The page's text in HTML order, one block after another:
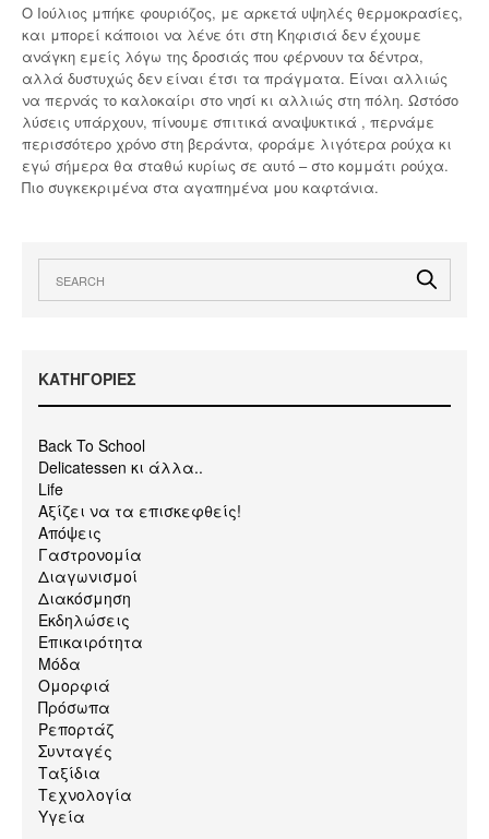
Ο Ιούλιος μπήκε φουριόζος, με αρκετά υψηλές θερμοκρασίες,
και μπορεί κάποιοι να λένε ότι στη Κηφισιά δεν έχουμε
ανάγκη εμείς λόγω της δροσιάς που φέρνουν τα δέντρα,
αλλά δυστυχώς δεν είναι έτσι τα πράγματα. Είναι αλλιώς
να περνάς το καλοκαίρι στο νησί κι αλλιώς στη πόλη. Ωστόσο
λύσεις υπάρχουν, πίνουμε σπιτικά αναψυκτικά , περνάμε
περισσότερο χρόνο στη βεράντα, φοράμε λιγότερα ρούχα κι
εγώ σήμερα θα σταθώ κυρίως σε αυτό – στο κομμάτι ρούχα.
Πιο συγκεκριμένα στα αγαπημένα μου καφτάνια.
KΑΤΗΓΟΡΙΕΣ
Back To School
Delicatessen κι άλλα..
Life
Αξίζει να τα επισκεφθείς!
Απόψεις
Γαστρονομία
Διαγωνισμοί
Διακόσμηση
Εκδηλώσεις
Επικαιρότητα
Μόδα
Ομορφιά
Πρόσωπα
Ρεπορτάζ
Συνταγές
Ταξίδια
Τεχνολογία
Υγεία